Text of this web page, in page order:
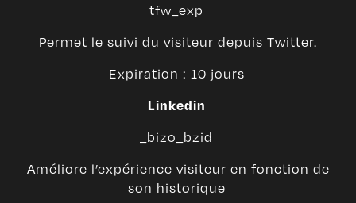
tfw_exp
Permet le suivi du visiteur depuis Twitter.
Expiration : 10 jours
Linkedin
_bizo_bzid
Améliore l’expérience visiteur en fonction de
son historique